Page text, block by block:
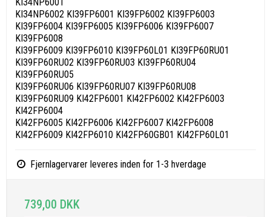
KI34NP6002 KI39FP6001 KI39FP6002 KI39FP6003
KI39FP6004 KI39FP6005 KI39FP6006 KI39FP6007
KI39FP6008
KI39FP6009 KI39FP6010 KI39FP60L01 KI39FP60RU01
KI39FP60RU02 KI39FP60RU03 KI39FP60RU04
KI39FP60RU05
KI39FP60RU06 KI39FP60RU07 KI39FP60RU08
KI39FP60RU09 KI42FP6001 KI42FP6002 KI42FP6003
KI42FP6004
KI42FP6005 KI42FP6006 KI42FP6007 KI42FP6008
KI42FP6009 KI42FP6010 KI42FP60GB01 KI42FP60L01
Fjernlagervarer leveres inden for 1-3 hverdage
739,00 DKK